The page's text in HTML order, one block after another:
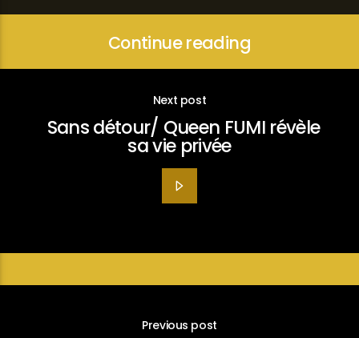
Continue reading
Next post
Sans détour/ Queen FUMI révèle
sa vie privée
Previous post